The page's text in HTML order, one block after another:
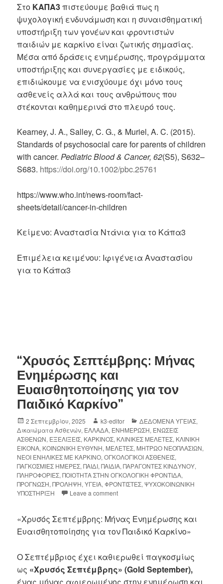
Στο ΚΑΠΑ3πιστεύουμε βαθιά πως η
ψυχολογική ενδυνάμωση και η συναισθηματική
υποστήριξη των γονέων και φροντιστών
παιδιών με καρκίνο είναι ζωτικής σημασίας.
Μέσα από δράσεις ενημέρωσης, προγράμματα
υποστήριξης και συνεργασίες με ειδικούς,
επιδιώκουμε να ενισχύουμε όχι μόνο τους
ασθενείς αλλά και τους ανθρώπους που
στέκονται καθημερινά στο πλευρό τους.
Kearney, J. A., Salley, C. G., & Muriel, A. C. (2015).
Standards of psychosocial care for parents of children
with cancer.Pediatric Blood & Cancer, 62(S5), S632–
S683. https://doi.org/10.1002/pbc.25761
https://www.who.int/news-room/fact-
sheets/detail/cancer-in-children
Κείμενο: Αναστασία Ντάνια για το Κάπα3
Επιμέλεια κειμένου: Ιφιγένεια Αναστασίου
για το Κάπα3
“Χρυσός Σεπτέμβρης: Μήνας
Ενημέρωσης και
Ευαισθητοποίησης για τον
Παιδικό Καρκίνο”
2 Σεπτεμβρίου, 2025 k3-editor ΔΕΔΟΜΕΝΑ ΥΓΕΙΑΣ,
Δικαιώματα Ασθενών, ΕΛΛΑΔΑ, ΕΝΗΜΕΡΩΣΗ, ΕΝΩΣΕΙΣ
ΑΣΘΕΝΩΝ, ΕΞΕΛΙΞΕΙΣ, ΚΑΡΚΙΝΟΣ, ΚΛΙΝΙΚΕΣ ΜΕΛΕΤΕΣ, ΚΛΙΝΙΚΗ
ΕΙΚΟΝΑ, ΚΟΙΝΩΝΙΚΗ ΕΥΘΥΝΗ, ΜΕΛΕΤΕΣ, ΜΗΤΡΩΟ ΝΕΟΠΛΑΣΙΩΝ,
ΝΕΟΙ ΕΝΗΛΙΚΕΣ ΜΕ ΚΑΡΚΙΝΟ,ΟΓΚΟΛΟΓΙΚΟΙ ΑΣΘΕΝΕΙΣ,
ΠΑΓΚΟΣΜΙΕΣ ΗΜΕΡΕΣ,ΠΑΙΔΙ,ΠΑΙΔΙΑ,ΠΑΡΑΓΟΝΤΕΣ ΚΙΝΔΥΝΟΥ,
ΠΛΗΡΟΦΟΡΙΕΣ,ΠΟΙΟΤΗΤΑ ΣΤΗΝ ΟΓΚΟΛΟΓΙΚΗ ΦΡΟΝΤΙΔΑ,
ΠΡΟΓΝΩΣΗ,ΠΡΟΛΗΨΗ,ΥΓΕΙΑ, ΦΡΟΝΤΙΣΤΕΣ,ΨΥΧΟΚΟΙΝΩΝΙΚΗ
ΥΠΟΣΤΗΡΙΞΗ
Leave a comment
«Χρυσός Σεπτέμβρης: Μήνας Ενημέρωσης και
Ευαισθητοποίησης για τον Παιδικό Καρκίνο»
Ο Σεπτέμβριος έχει καθιερωθεί παγκοσμίως
ως «Χρυσός Σεπτέμβρης» (Gold September),
ένας μήνας αφιερωμένος στην ενημέρωση και